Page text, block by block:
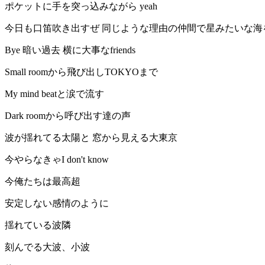
ポケットに手を突っ込みながら yeah
今日も口笛吹き出すぜ 同じような理由の仲間で星みたいな
Bye 暗い過去 横に大事なfriends
Small roomから飛び出しTOKYOまで
My mind beatと涙で流す
Dark roomから呼び出す達の声
波が揺れてる太陽と 窓から見える大東京
今やらなきゃI don't know
今俺たちは最高超
安定しない感情のように
揺れている波隣
刻んでる大波、小波